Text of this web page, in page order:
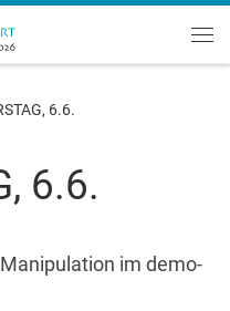
6.6.
6.6.
Mani­pula­tion im demo­